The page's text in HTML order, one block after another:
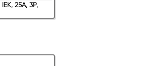
25A, 3P,